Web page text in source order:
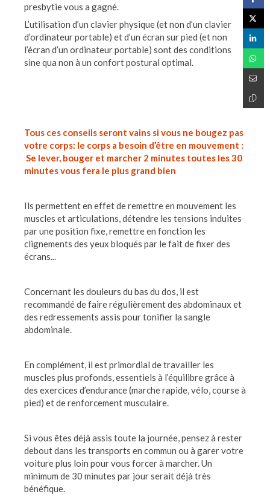
presbytie vous a gagné.
L’utilisation d’un clavier physique (et non d’un clavier
d’ordinateur portable) et d’un écran sur pied (et non
l’écran d’un ordinateur portable) sont des conditions
sine qua non à un confort postural optimal.
Tous ces conseils seront vains si vous ne bougez pas
votre corps: le corps a besoin d’être en mouvement :
Se lever, bouger et marcher 2 minutes toutes les 30
minutes vous fera le plus grand bien
Ils permettent en effet de remettre en mouvement les
muscles et articulations, détendre les tensions induites
par une position fixe, remettre en fonction les
clignements des yeux bloqués par le fait de fixer des
écrans...
Concernant les douleurs du bas du dos, il est
recommandé de faire régulièrement des abdominaux et
des redressements assis pour tonifier la sangle
abdominale.
En complément, il est primordial de travailler les
muscles plus profonds, essentiels à l’équilibre grâce à
des exercices d’endurance (marche rapide, vélo, course à
pied) et de renforcement musculaire.
Si vous êtes déjà assis toute la journée, pensez à rester
debout dans les transports en commun ou à garer votre
voiture plus loin pour vous forcer à marcher. Un
minimum de 30 minutes par jour serait déjà très
bénéfique.